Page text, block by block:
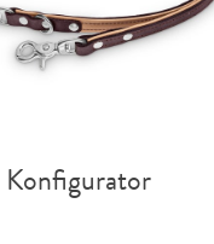
Konfigurator